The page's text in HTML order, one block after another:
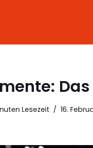
Lesezeit 16.